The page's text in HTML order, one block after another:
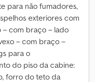
para não fumadores,
exteriores com
com braço – lado
– com braço –
para o
do piso da cabine:
forro do teto da